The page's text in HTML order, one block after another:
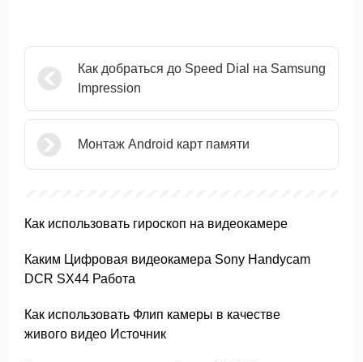
Как добраться до Speed ​​Dial на Samsung
Impression
Монтаж Android карт памяти
Как использовать гироскоп на видеокамере
Каким Цифровая видеокамера Sony Handycam
DCR SX44 Работа
Как использовать Флип камеры в качестве
живого видео Источник